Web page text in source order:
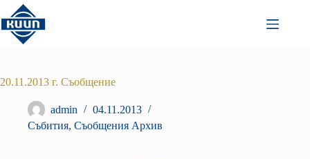
Преминаване
към
съдържанието
20.11.2013 г. Съобщение
admin
04.11.2013
Събития, Съобщения Архив